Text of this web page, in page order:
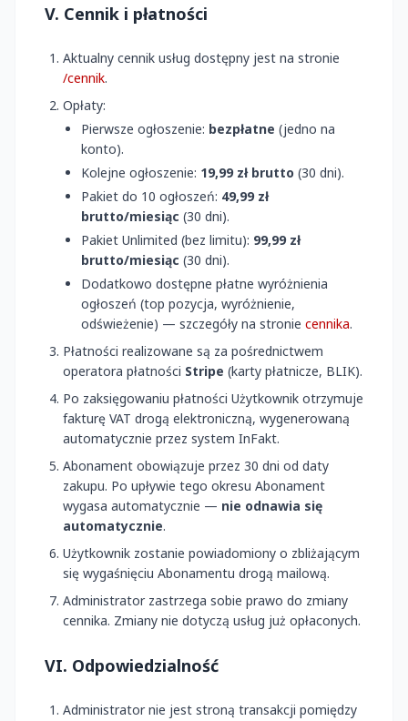
V. Cennik i płatności
Aktualny cennik usług dostępny jest na stronie
/cennik.
Opłaty:
Pierwsze ogłoszenie: bezpłatne (jedno na
konto).
Kolejne ogłoszenie: 19,99 zł brutto (30 dni).
Pakiet do 10 ogłoszeń: 49,99 zł
brutto/miesiąc (30 dni).
Pakiet Unlimited (bez limitu): 99,99 zł
brutto/miesiąc (30 dni).
Dodatkowo dostępne płatne wyróżnienia
ogłoszeń (top pozycja, wyróżnienie,
odświeżenie) — szczegóły na stronie cennika.
Płatności realizowane są za pośrednictwem
operatora płatności Stripe (karty płatnicze, BLIK).
Po zaksięgowaniu płatności Użytkownik otrzymuje
fakturę VAT drogą elektroniczną, wygenerowaną
automatycznie przez system InFakt.
Abonament obowiązuje przez 30 dni od daty
zakupu. Po upływie tego okresu Abonament
wygasa automatycznie — nie odnawia się
automatycznie.
Użytkownik zostanie powiadomiony o zbliżającym
się wygaśnięciu Abonamentu drogą mailową.
Administrator zastrzega sobie prawo do zmiany
cennika. Zmiany nie dotyczą usług już opłaconych.
VI. Odpowiedzialność
Administrator nie jest stroną transakcji pomiędzy